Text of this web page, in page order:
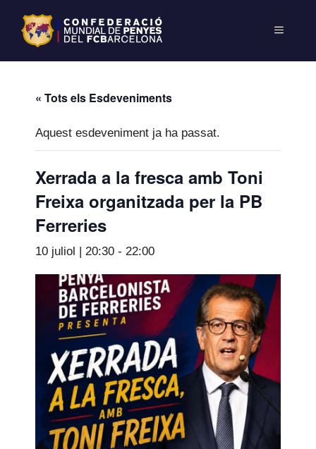
« Tots els Esdeveniments
Aquest esdeveniment ja ha passat.
Xerrada a la fresca amb Toni
Freixa organitzada per la PB
Ferreries
10 juliol | 20:30 - 22:00